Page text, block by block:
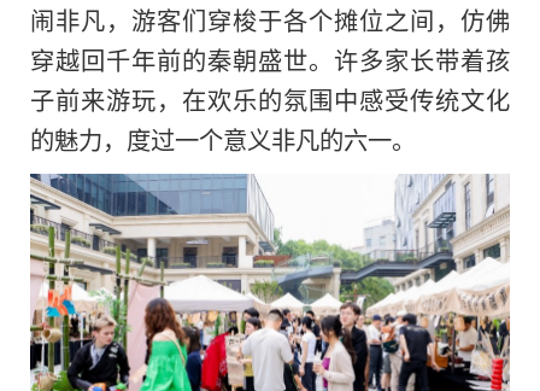
闹非凡，游客们穿梭于各个摊位之间，仿佛
穿越回千年前的秦朝盛世。许多家长带着孩
子前来游玩，在欢乐的氛围中感受传统文化
的魅力，度过一个意义非凡的六一。